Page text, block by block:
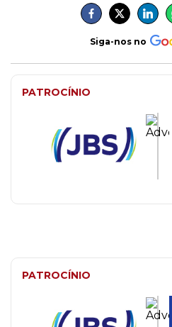
Siga-nos no
PATROCÍNIO
PATROCÍNIO